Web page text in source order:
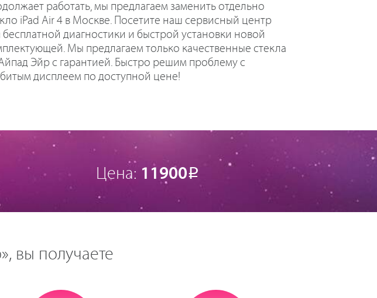
работать, мы предлагаем заменить отдельно
iPad Air 4 в Москве. Посетите наш сервисный центр
бесплатной диагностики и быстрой установки новой
Мы предлагаем только качественные стекла
Эйр с гарантией. Быстро решим проблему с
дисплеем по доступной цене!
Цена: 11900Р
вы получаете